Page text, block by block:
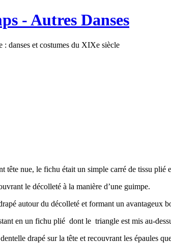
- Autres Danses
: danses et costumes du XIXe siècle
tête nue, le fichu était un simple carré de tissu
le décolleté à la manière d’une guimpe.
autour du décolleté et formant un avantageux
en un fichu plié dont le triangle est mis au-
drapé sur la tête et recouvrant les épaules